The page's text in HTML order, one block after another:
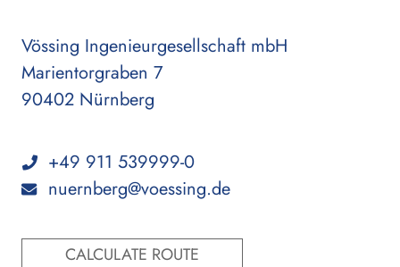
Vössing Ingenieurgesellschaft mbH
Marientorgraben 7
90402 Nürnberg
+49 911 539999-0
nuernberg@voessing.de
CALCULATE ROUTE